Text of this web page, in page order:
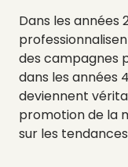
Dans les années
des campagnes
dans les années
deviennent
promotion de la
sur les